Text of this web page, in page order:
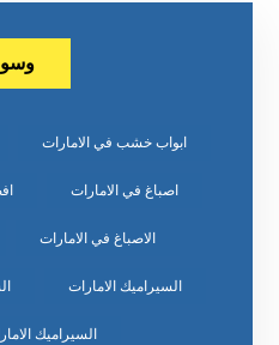
ابواب خشب في الامارات
اصباغ في الامارات
الاصباغ في الامارات
السيراميك الامارات
السيراميك